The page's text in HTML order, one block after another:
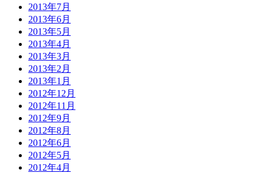
2013年7月
2013年6月
2013年5月
2013年4月
2013年3月
2013年2月
2013年1月
2012年12月
2012年11月
2012年9月
2012年8月
2012年6月
2012年5月
2012年4月